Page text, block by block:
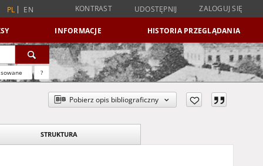
PL EN KONTRAST UDOSTĘPNIJ ZALOGUJ SIĘ
INFORMACJE HISTORIA PRZEGLĄDANIA
?
Pobierz opis bibliograficzny
STRUKTURA